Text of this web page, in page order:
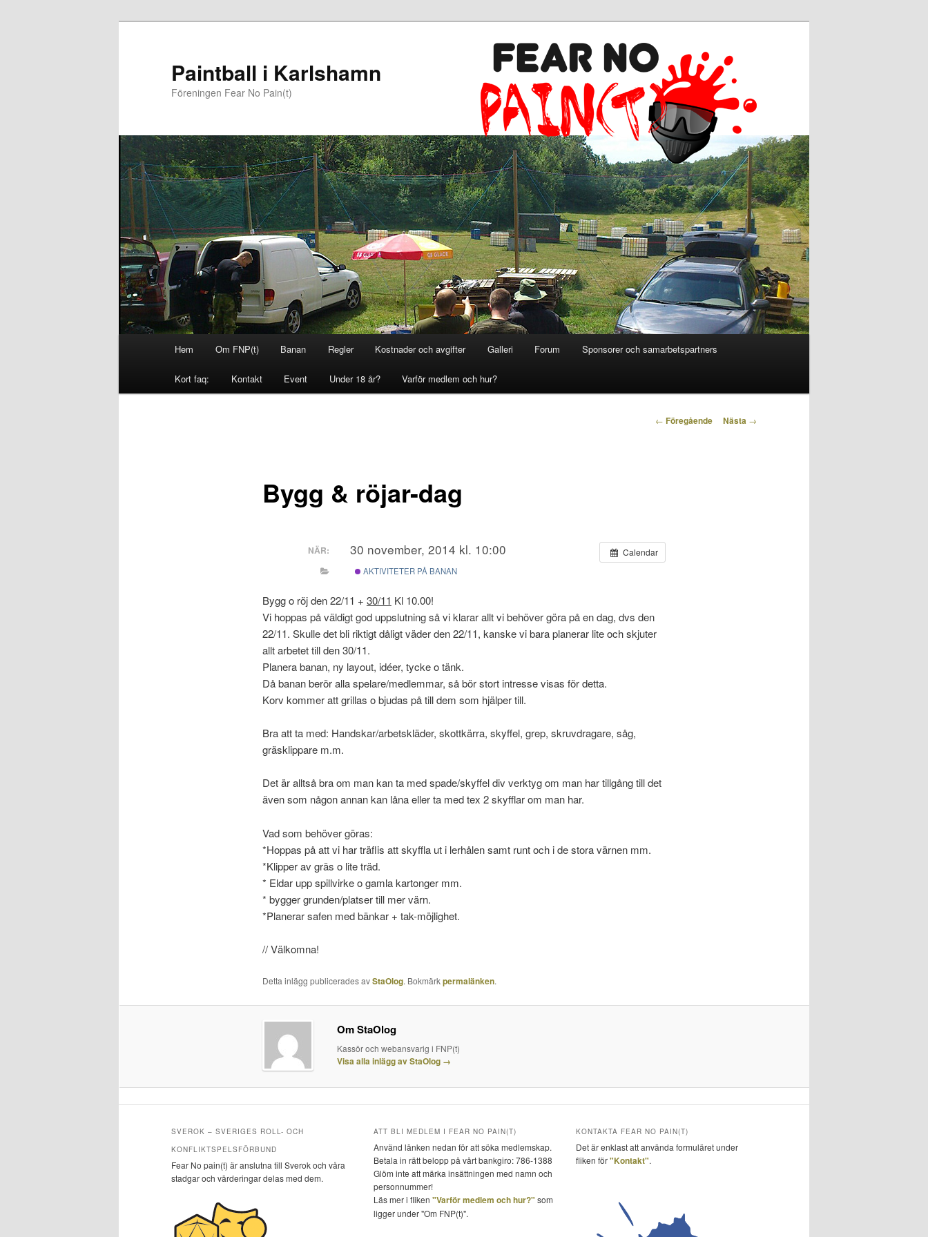
Paintball i Karlshamn
Föreningen Fear No Pain(t)
Hoppa
till
Hoppa
till
Hem Om FNP(t) Banan Regler Kostnader och avgifter Galleri Forum Sponsorer och samarbetspartners
Kort faq: Kontakt Event Under 18 år? Varför medlem och hur?
Inläggsnavigering
← Föregående Nästa →
Bygg & röjar-dag
Calendar
NÄR: 30 november, 2014 kl. 10:00
AKTIVITETER PÅ BANAN
Bygg o röj den 22/11 + 30/11 Kl 10.00!
Vi hoppas på väldigt god uppslutning så vi klarar allt vi behöver göra på en dag, dvs den
22/11. Skulle det bli riktigt dåligt väder den 22/11, kanske vi bara planerar lite och skjuter
allt arbetet till den 30/11.
Planera banan, ny layout, idéer, tycke o tänk.
Då banan berör alla spelare/medlemmar, så bör stort intresse visas för detta.
Korv kommer att grillas o bjudas på till dem som hjälper till.
Bra att ta med: Handskar/arbetskläder, skottkärra, skyffel, grep, skruvdragare, såg,
gräsklippare m.m.
Det är alltså bra om man kan ta med spade/skyffel div verktyg om man har tillgång till det
även som någon annan kan låna eller ta med tex 2 skyfflar om man har.
Vad som behöver göras:
*Hoppas på att vi har träflis att skyffla ut i lerhålen samt runt och i de stora värnen mm.
*Klipper av gräs o lite träd.
* Eldar upp spillvirke o gamla kartonger mm.
* bygger grunden/platser till mer värn.
*Planerar safen med bänkar + tak-möjlighet.
// Välkomna!
Detta inlägg publicerades avStaOlog. Bokmärkpermalänken.
Om StaOlog
Kassör och webansvarig i FNP(t)
Visa alla inlägg av StaOlog →
SVEROK – SVERIGES ROLL- OCH
KONFLIKTSPELSFÖRBUND
Fear No pain(t) är anslutna till Sverok och våra
stadgar och värderingar delas med dem.
ATT BLI MEDLEM I FEAR NO PAIN(T)
Använd länken nedan för att söka medlemskap.
Betala in rätt belopp på vårt bankgiro: 786-1388
Glöm inte att märka insättningen med namn och
personnummer!
Läs mer i fliken "Varför medlem och hur?" som
ligger under "Om FNP(t)".
KONTAKTA FEAR NO PAIN(T)
Det är enklast att använda formuläret under
fliken för"Kontakt".